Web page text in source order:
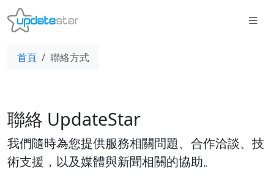
首頁 聯絡方式
聯絡 UpdateStar
我們隨時為您提供服務相關問題、合作洽談、技
術支援，以及媒體與新聞相關的協助。